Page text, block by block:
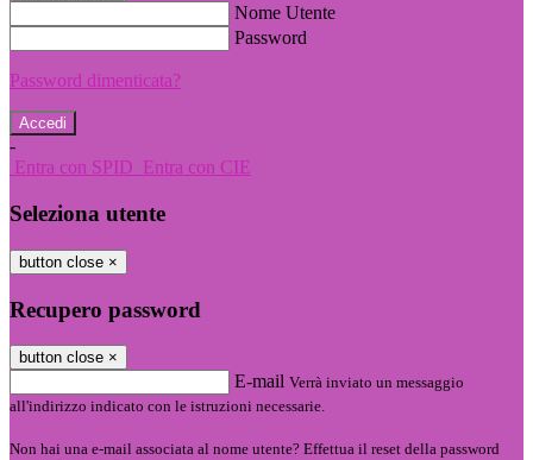
Nome Utente
Password
Password dimenticata?
-
Entra con SPID Entra con CIE
Seleziona utente
button close ×
Recupero password
button close ×
E-mail Verrà inviato un messaggio
all'indirizzo indicato con le istruzioni necessarie.
Non hai una e-mail associata al nome utente? Effettua il reset della password